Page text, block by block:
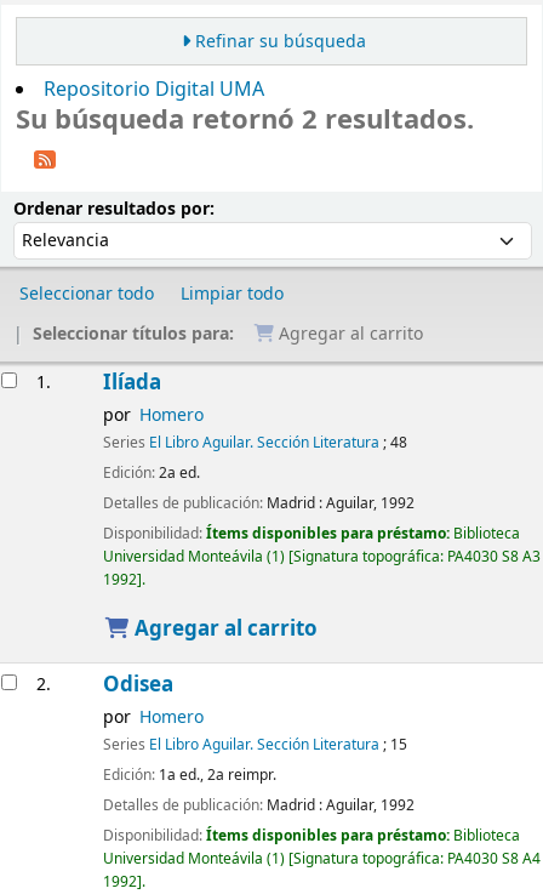
Refinar su búsqueda
Repositorio Digital UMA
Su búsqueda retornó 2 resultados.
Ordenar resultados por:
Seleccionar todo
Limpiar todo
Seleccionar títulos para:
Agregar al carrito
1. Ilíada
por Homero
Series El Libro Aguilar. Sección Literatura ; 48
Edición:2a ed.
Detalles de publicación: Madrid :Aguilar, 1992
Disponibilidad:Ítems disponibles para préstamo: Biblioteca
Universidad Monteávila (1) Signatura topográfica: PA4030 S8 A3
1992 .
Agregar al carrito
2. Odisea
por Homero
Series El Libro Aguilar. Sección Literatura ; 15
Edición: 1a ed., 2a reimpr.
Detalles de publicación: Madrid :Aguilar, 1992
Disponibilidad:Ítems disponibles para préstamo: Biblioteca
Universidad Monteávila (1) Signatura topográfica: PA4030 S8 A4
1992 .